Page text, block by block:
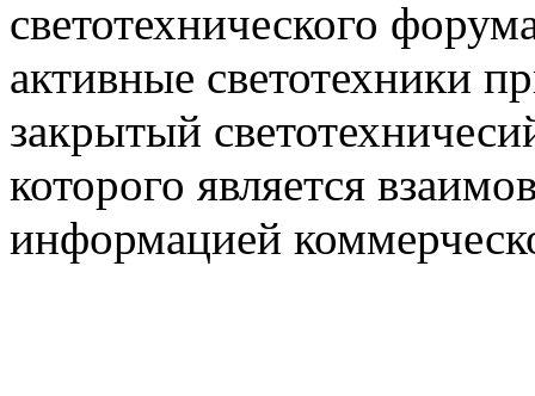
светотехнического
активные светотехники
закрытый
которого является
информацией